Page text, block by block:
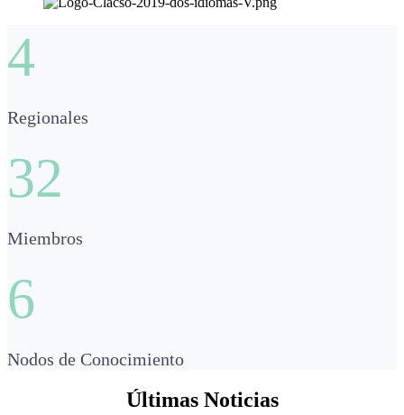
4
Regionales
32
Miembros
6
Nodos de Conocimiento
Últimas Noticias